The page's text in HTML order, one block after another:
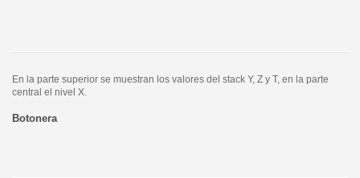
En la parte superior se muestran los valores del stack Y, Z y T, en la parte
central el nivel X.
Botonera